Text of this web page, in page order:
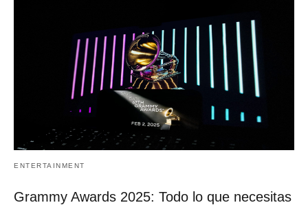
ENTERTAINMENT
Grammy Awards 2025: Todo lo que necesitas